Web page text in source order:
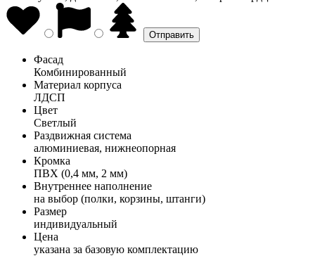
Фасад
Комбинированный
Материал корпуса
ЛДСП
Цвет
Светлый
Раздвижная система
алюминиевая, нижнеопорная
Кромка
ПВХ (0,4 мм, 2 мм)
Внутреннее наполнение
на выбор (полки, корзины, штанги)
Размер
индивидуальный
Цена
указана за базовую комплектацию